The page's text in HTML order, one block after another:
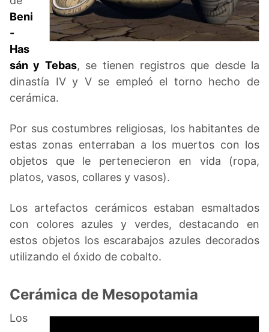
Beni
-
Has
sán y Tebas, se tienen registros que desde la
dinastía IV y V se empleó el torno hecho de
cerámica.
Por sus costumbres religiosas, los habitantes de
estas zonas enterraban a los muertos con los
objetos que le pertenecieron en vida (ropa,
platos, vasos, collares y vasos).
Los artefactos cerámicos estaban esmaltados
con colores azules y verdes, destacando en
estos objetos los escarabajos azules decorados
utilizando el óxido de cobalto.
Cerámica de Mesopotamia
Los